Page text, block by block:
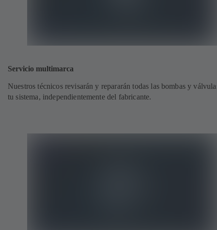
Servicio multimarca
Nuestros técnicos revisarán y repararán todas las bombas y
tu sistema, independientemente del fabricante.